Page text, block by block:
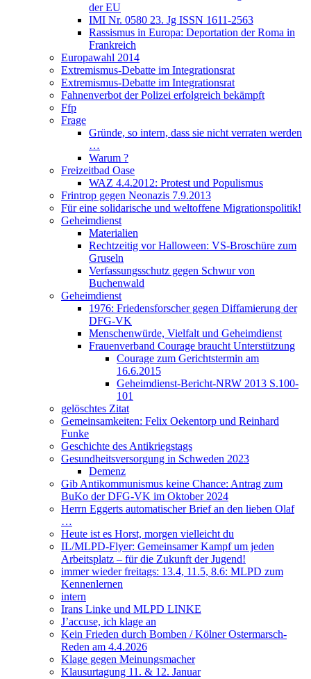
der EU
IMI Nr. 0580 23. Jg ISSN 1611-2563
Rassismus in Europa: Deportation der Roma in
Frankreich
Europawahl 2014
Extremismus-Debatte im Integrationsrat
Extremismus-Debatte im Integrationsrat
Fahnenverbot der Polizei erfolgreich bekämpft
Ffp
Frage
Gründe, so intern, dass sie nicht verraten werden
…
Warum ?
Freizeitbad Oase
WAZ 4.4.2012: Protest und Populismus
Frintrop gegen Neonazis 7.9.2013
Für eine solidarische und weltoffene Migrationspolitik!
Geheimdienst
Materialien
Rechtzeitig vor Halloween: VS-Broschüre zum
Gruseln
Verfassungsschutz gegen Schwur von
Buchenwald
Geheimdienst
1976: Friedensforscher gegen Diffamierung der
DFG-VK
Menschenwürde, Vielfalt und Geheimdienst
Frauenverband Courage braucht Unterstützung
Courage zum Gerichtstermin am
16.6.2015
Geheimdienst-Bericht-NRW 2013 S.100-
101
gelöschtes Zitat
Gemeinsamkeiten: Felix Oekentorp und Reinhard
Funke
Geschichte des Antikriegstags
Gesundheitsversorgung in Schweden 2023
Demenz
Gib Antikommunismus keine Chance: Antrag zum
BuKo der DFG-VK im Oktober 2024
Herrn Eggerts automatischer Brief an den lieben Olaf
…
Heute ist es Horst, morgen vielleicht du
IL/MLPD-Flyer: Gemeinsamer Kampf um jeden
Arbeitsplatz – für die Zukunft der Jugend!
immer wieder freitags: 13.4, 11.5, 8.6: MLPD zum
Kennenlernen
intern
Irans Linke und MLPD LINKE
J’accuse, ich klage an
Kein Frieden durch Bomben / Kölner Ostermarsch-
Reden am 4.4.2026
Klage gegen Meinungsmacher
Klausurtagung 11. & 12. Januar